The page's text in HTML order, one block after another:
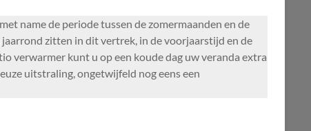
name de periode tussen de zomermaanden en de
zitten in dit vertrek, in de voorjaarstijd en de
verwarmer kunt u op een koude dag uw veranda extra
uitstraling, ongetwijfeld nog eens een